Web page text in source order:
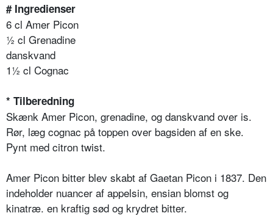
# Ingredienser
6 cl Amer Picon
½ cl Grenadine
danskvand
1½ cl Cognac
* Tilberedning
Skænk Amer Picon, grenadine, og danskvand over is.
Rør, læg cognac på toppen over bagsiden af en ske.
Pynt med citron twist.
Amer Picon bitter blev skabt af Gaetan Picon i 1837. Den
indeholder nuancer af appelsin, ensian blomst og
kinatræ. en kraftig sød og krydret bitter.